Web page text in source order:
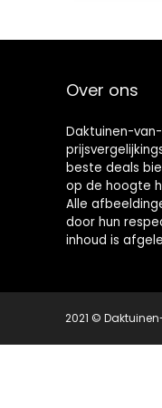
Over ons
Daktuinen-
beste deals
op de hoogte
Alle
door hun
inhoud is
2021 ©